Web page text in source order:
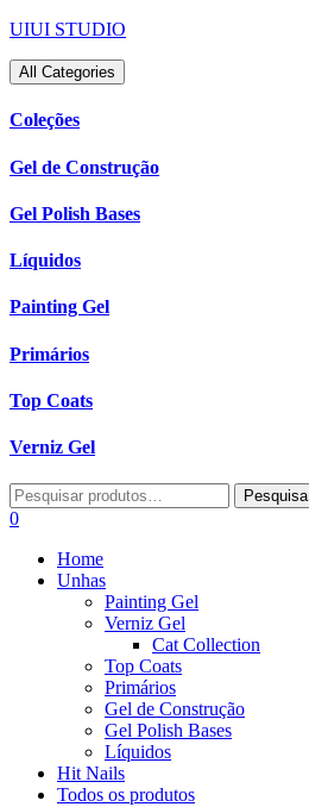
Skip
content
UIUI STUDIO
All Categories
Coleções
Gel de Construção
Gel Polish Bases
Líquidos
Painting Gel
Primários
Top Coats
Verniz Gel
Pesquisar
por:
Pesquisa
0
Home
Unhas
Painting Gel
Verniz Gel
Cat Collection
Top Coats
Primários
Gel de Construção
Gel Polish Bases
Líquidos
Hit Nails
Todos os produtos